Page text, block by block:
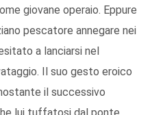
giovane operaio. Eppure
pescatore annegare nei
a lanciarsi nel
Il suo gesto eroico
il successivo